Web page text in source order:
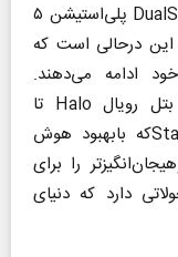
پزشکان سوئیسی با استفاده از کنترلر DualSense پلی‌استیشن ۵
این درحالی است که
ادامه می‌دهند.
ازاطلاعات جدید درباره پروژه لغو شده بتل رویال Halo تا
به‌روزرسانی بزرگ بازیStar Wars Outlawsکه بابهبود هوش
را برای
دارد که دنیای